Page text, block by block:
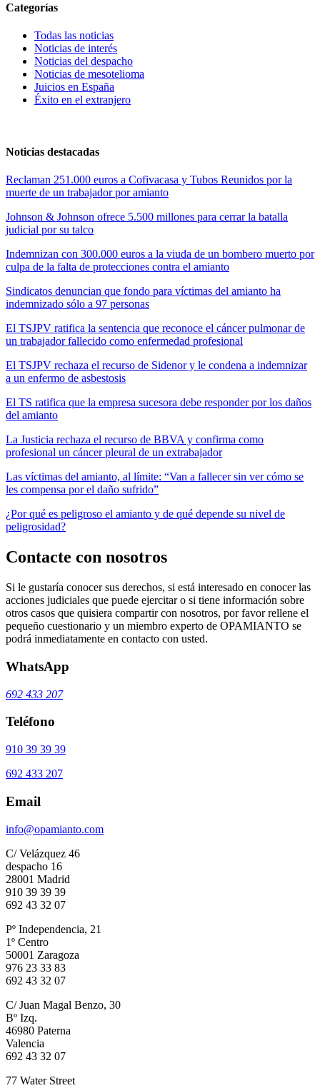
Categorías
Todas las noticias
Noticias de interés
Noticias del despacho
Noticias de mesotelioma
Juicios en España
Éxito en el extranjero
Noticias destacadas
Reclaman 251.000 euros a Cofivacasa y Tubos Reunidos por la
muerte de un trabajador por amianto
Johnson & Johnson ofrece 5.500 millones para cerrar la batalla
judicial por su talco
Indemnizan con 300.000 euros a la viuda de un bombero muerto por
culpa de la falta de protecciones contra el amianto
Sindicatos denuncian que fondo para víctimas del amianto ha
indemnizado sólo a 97 personas
El TSJPV ratifica la sentencia que reconoce el cáncer pulmonar de
un trabajador fallecido como enfermedad profesional
El TSJPV rechaza el recurso de Sidenor y le condena a indemnizar
a un enfermo de asbestosis
El TS ratifica que la empresa sucesora debe responder por los daños
del amianto
La Justicia rechaza el recurso de BBVA y confirma como
profesional un cáncer pleural de un extrabajador
Las víctimas del amianto, al límite: “Van a fallecer sin ver cómo se
les compensa por el daño sufrido”
¿Por qué es peligroso el amianto y de qué depende su nivel de
peligrosidad?
Contacte con nosotros
Si le gustaría conocer sus derechos, si está interesado en conocer las
acciones judiciales que puede ejercitar o si tiene información sobre
otros casos que quisiera compartir con nosotros, por favor rellene el
pequeño cuestionario y un miembro experto de OPAMIANTO se
podrá inmediatamente en contacto con usted.
WhatsApp
692 433 207
Teléfono
910 39 39 39
692 433 207
Email
info@opamianto.com
C/ Velázquez 46
despacho 16
28001 Madrid
910 39 39 39
692 43 32 07
Pº Independencia, 21
1º Centro
50001 Zaragoza
976 23 33 83
692 43 32 07
C/ Juan Magal Benzo, 30
Bº Izq.
46980 Paterna
Valencia
692 43 32 07
77 Water Street